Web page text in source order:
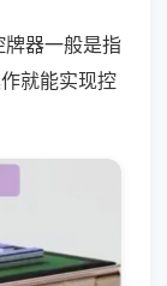
器一般是指
就能实现控